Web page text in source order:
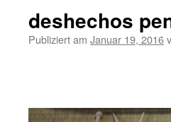
deshechos
Publiziert am Januar 19, 2016